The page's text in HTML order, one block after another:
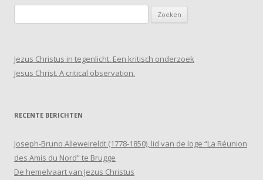
naar:
Jezus Christus in tegenlicht. Een kritisch onderzoek
Jesus Christ. A critical observation.
RECENTE BERICHTEN
Joseph-Bruno Alleweireldt (1778-1850), lid van de loge “La Réunion
des Amis du Nord” te Brugge
De hemelvaart van Jezus Christus